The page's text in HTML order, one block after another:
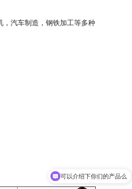
汽车制造，钢铁加工等多种
你们是怎么收费的呢